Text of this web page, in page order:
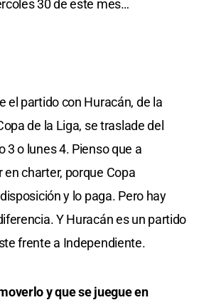
30 de este mes…
el partido con Huracán, de la
de la Liga, se traslade del
3 o lunes 4. Pienso que a
charter, porque Copa
y lo paga. Pero hay
Y Huracán es un partido
frente a Independiente.
y que se juegue en